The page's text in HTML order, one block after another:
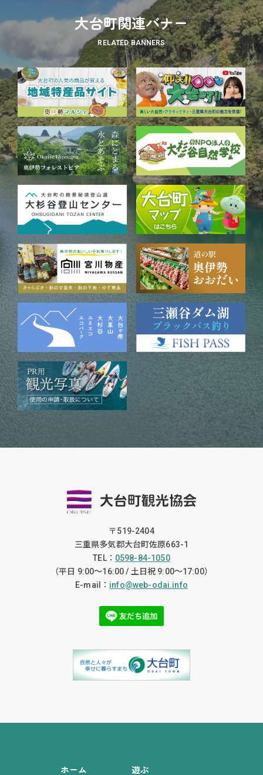
大台町関連バナー
RELATED BANNERS
〒519-2404
三重県多気郡大台町佐原663-1
TEL： 0598-84-1050
（平日 9:00〜16:00 / 土日祝 9:00〜17:00）
E-mail： info@web-odai.info
ホーム 遊ぶ